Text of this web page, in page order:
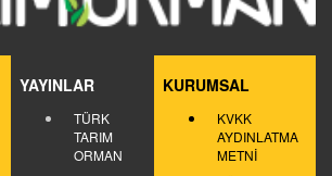
YAYINLAR
TÜRK
TARIM
ORMAN
KURUMSAL
KVKK
AYDINLATMA
METNİ